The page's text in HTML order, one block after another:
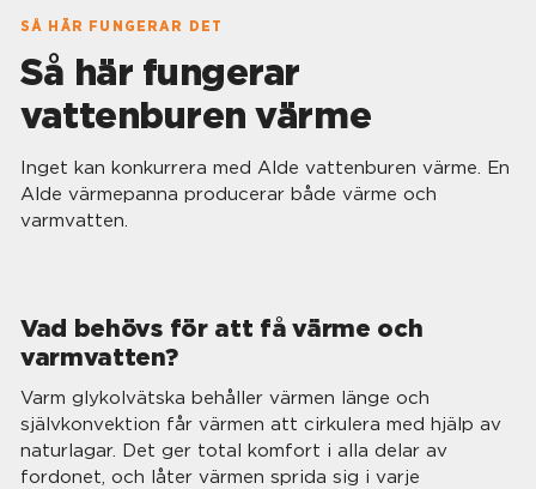
SÅ HÄR FUNGERAR DET
Så här fungerar
vattenburen värme
Inget kan konkurrera med Alde vattenburen värme. En
Alde värmepanna producerar både värme och
varmvatten.
Vad behövs för att få värme och
varmvatten?
Varm glykolvätska behåller värmen länge och
självkonvektion får värmen att cirkulera med hjälp av
naturlagar. Det ger total komfort i alla delar av
fordonet, och låter värmen sprida sig i varje